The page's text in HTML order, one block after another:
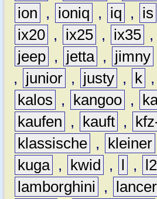
ion
, ioniq , iq , is
ix20 , ix25 , ix35 ,
jeep , jetta , jimny
,
junior , justy , k ,
kalos
, kangoo ,
kaufen
, kauft ,
klassische , kleiner
kuga , kwid , l ,
lamborghini
, lancer